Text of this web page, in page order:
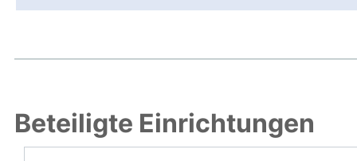
Beteiligte Einrichtungen